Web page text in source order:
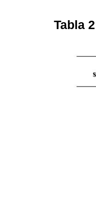
Tabla 2